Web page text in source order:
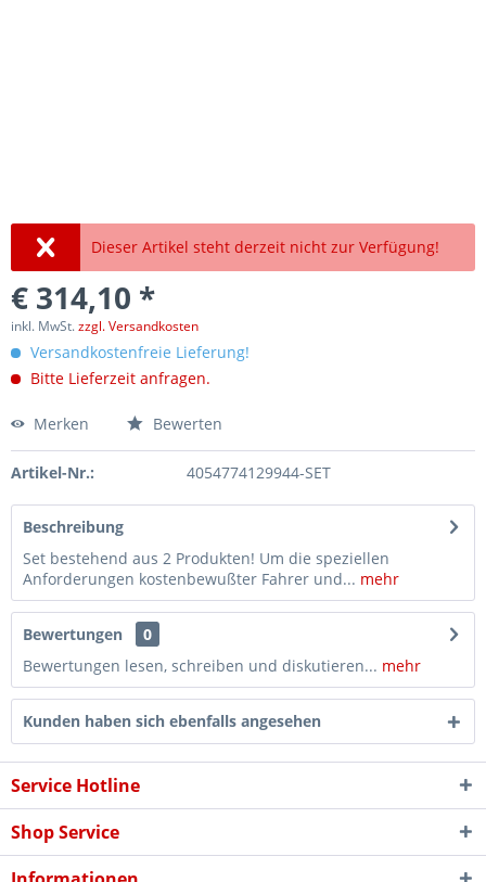
Dieser Artikel steht derzeit nicht zur Verfügung!
€ 314,10 *
inkl. MwSt.zzgl. Versandkosten
Versandkostenfreie Lieferung!
Bitte Lieferzeit anfragen.
Merken Bewerten
Artikel-Nr.: 4054774129944-SET
Beschreibung
Set bestehend aus 2 Produkten! Um die speziellen
Anforderungen kostenbewußter Fahrer und... mehr
Bewertungen
0
Bewertungen lesen, schreiben und diskutieren... mehr
Kunden haben sich ebenfalls angesehen
Service Hotline
Shop Service